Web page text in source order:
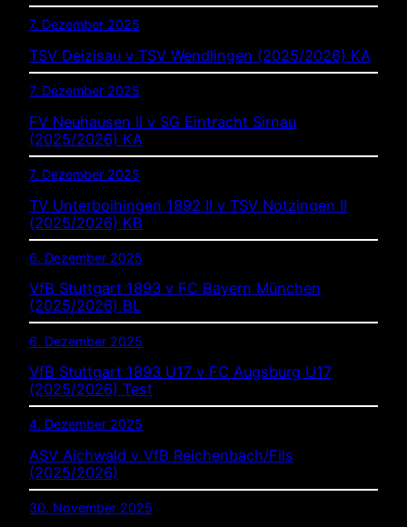
7. Dezember 2025
TSV Deizisau v TSV Wendlingen (2025/2026) KA
7. Dezember 2025
FV Neuhausen II v SG Eintracht Sirnau
(2025/2026) KA
7. Dezember 2025
TV Unterboihingen 1892 II v TSV Notzingen II
(2025/2026) KB
6. Dezember 2025
VfB Stuttgart 1893 v FC Bayern München
(2025/2026) BL
6. Dezember 2025
VfB Stuttgart 1893 U17 v FC Augsburg U17
(2025/2026) Test
4. Dezember 2025
ASV Aichwald v VfB Reichenbach/Fils
(2025/2026)
30. November 2025